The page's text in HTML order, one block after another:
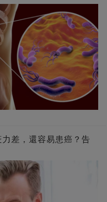
差，還容易患癌？告